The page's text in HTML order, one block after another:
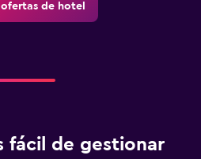
ofertas de hotel
fácil de gestionar